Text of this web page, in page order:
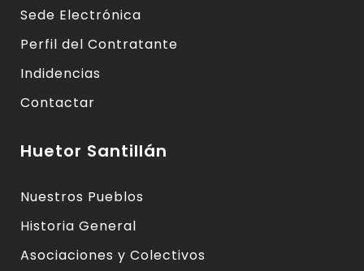
Sede Electrónica
Perfil del Contratante
Indidencias
Contactar
Huetor Santillán
Nuestros Pueblos
Historia General
Asociaciones y Colectivos